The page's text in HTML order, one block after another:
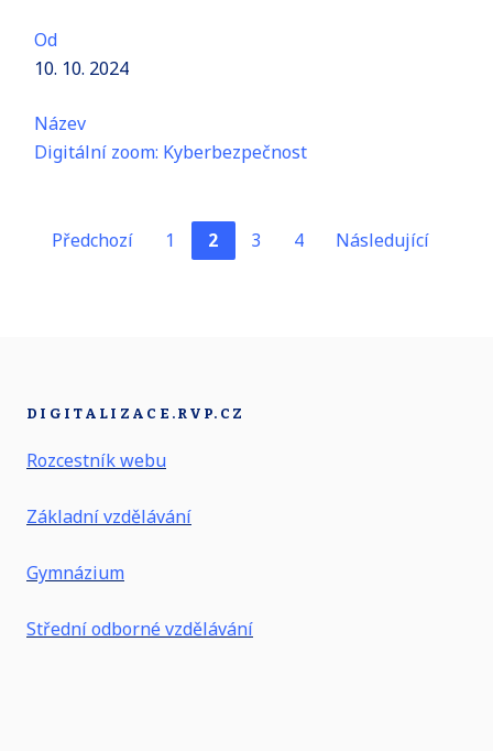
Od
10. 10. 2024
Název
Digitální zoom: Kyberbezpečnost
Předchozí 1 2 3 4 Následující
DIGITALIZACE.RVP.CZ
Rozcestník webu
Základní vzdělávání
Gymnázium
Střední odborné vzdělávání